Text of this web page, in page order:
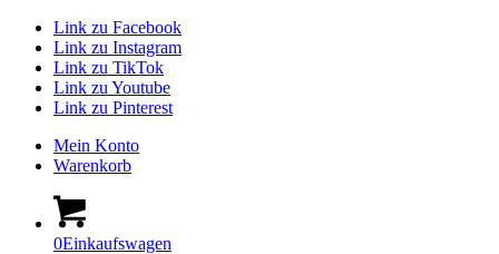
Link zu Facebook
Link zu Instagram
Link zu TikTok
Link zu Youtube
Link zu Pinterest
Mein Konto
Warenkorb
0Einkaufswagen